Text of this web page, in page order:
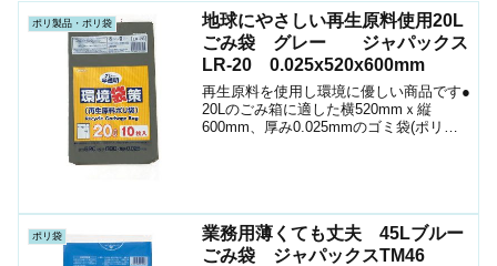
ポリ製品・ポリ袋
地球にやさしい再生原料使用20L
ごみ袋 グレー ジャパックス
LR-20 0.025x520x600mm
再生原料を使用し環境に優しい商品です●
20Lのごみ箱に適した横520mmｘ縦
600mm、厚み0.025mmのゴミ袋(ポリ袋)
ポリ袋
業務用薄くても丈夫 45Lブルー
ごみ袋 ジャパックスTM46